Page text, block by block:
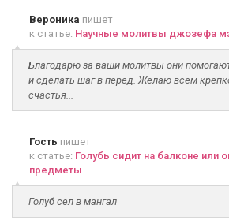
Вероника пишет
к статье: Научные молитвы джозефа
Благодарю за ваши молитвы они
и сделать шаг в перед. Желаю всем
счастья...
Гость пишет
к статье: Голубь сидит на балконе или
предметы
Голуб сел в мангал